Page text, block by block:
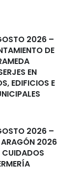
2026 –
DE
EN
EDIFICIOS E
2026 –
ARAGÓN 2026